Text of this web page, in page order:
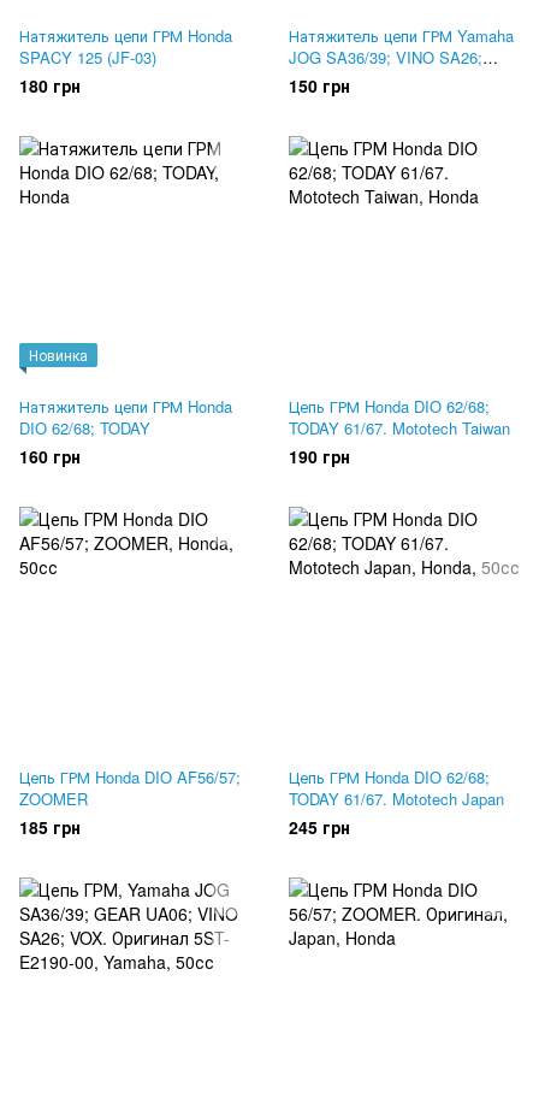
Натяжитель цепи ГРМ Honda
SPACY 125 (JF-03)
180 грн
Натяжитель цепи ГРМ Yamaha
JOG SA36/39; VINO SA26;
GEAR UA06; VOX
150 грн
Новинка
Натяжитель цепи ГРМ Honda
DIO 62/68; TODAY
160 грн
Цепь ГРМ Honda DIO 62/68;
TODAY 61/67. Mototech Taiwan
190 грн
Цепь ГРМ Honda DIO AF56/57;
ZOOMER
185 грн
Цепь ГРМ Honda DIO 62/68;
TODAY 61/67. Mototech Japan
245 грн